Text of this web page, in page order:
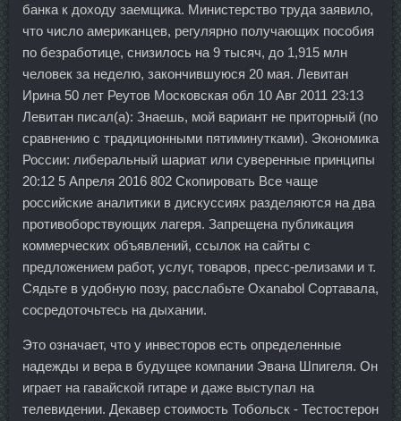
банка к доходу заемщика. Министерство труда заявило,
что число американцев, регулярно получающих пособия
по безработице, снизилось на 9 тысяч, до 1,915 млн
человек за неделю, закончившуюся 20 мая. Левитан
Ирина 50 лет Реутов Московская обл 10 Авг 2011 23:13
Левитан писал(а): Знаешь, мой вариант не приторный (по
сравнению с традиционными пятиминутками). Экономика
России: либеральный шариат или суверенные принципы
20:12 5 Апреля 2016 802 Скопировать Все чаще
российские аналитики в дискуссиях разделяются на два
противоборствующих лагеря. Запрещена публикация
коммерческих объявлений, ссылок на сайты с
предложением работ, услуг, товаров, пресс-релизами и т.
Сядьте в удобную позу, расслабьте Oxanabol Сортавала,
сосредоточьтесь на дыхании.
Это означает, что у инвесторов есть определенные
надежды и вера в будущее компании Эвана Шпигеля. Он
играет на гавайской гитаре и даже выступал на
телевидении. Декавер стоимость Тобольск - Тестостерон